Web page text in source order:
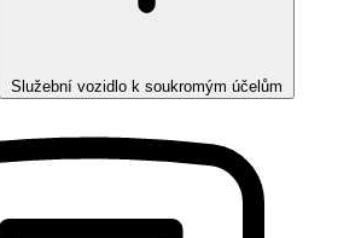
Služební vozidlo k soukromým účelům